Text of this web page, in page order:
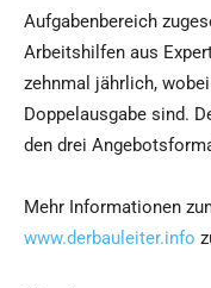
Aufgabenbereich
Arbeitshilfen aus
zehnmal jährlich,
Doppelausgabe sind.
den drei
Mehr Informationen
www.derbauleiter.info